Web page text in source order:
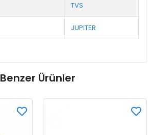
TVS
JUPITER
Benzer Ürünler